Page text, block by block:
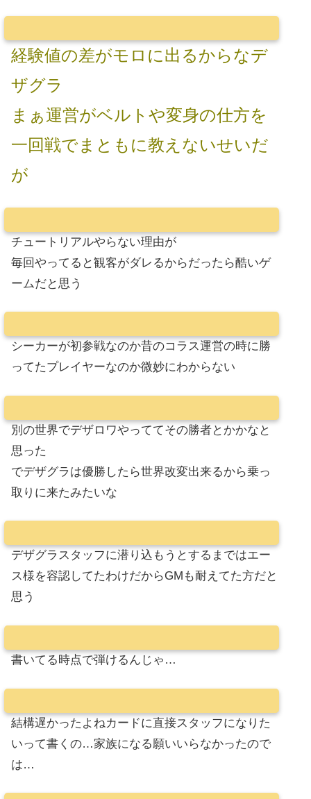
経験値の差がモロに出るからなデ
ザグラ
まぁ運営がベルトや変身の仕方を
一回戦でまともに教えないせいだ
が
チュートリアルやらない理由が
毎回やってると観客がダレるからだったら酷いゲ
ームだと思う
シーカーが初参戦なのか昔のコラス運営の時に勝
ってたプレイヤーなのか微妙にわからない
別の世界でデザロワやっててその勝者とかかなと
思った
でデザグラは優勝したら世界改変出来るから乗っ
取りに来たみたいな
デザグラスタッフに潜り込もうとするまではエー
ス様を容認してたわけだからGMも耐えてた方だと
思う
書いてる時点で弾けるんじゃ…
結構遅かったよねカードに直接スタッフになりた
いって書くの…家族になる願いいらなかったので
は…